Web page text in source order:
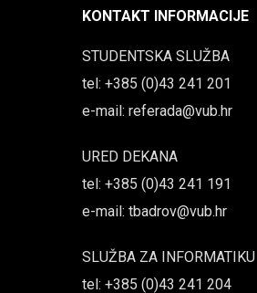
KONTAKT INFORMACIJE
STUDENTSKA SLUŽBA
tel: +385 (0)43 241 201
e-mail: referada@vub.hr
URED DEKANA
tel: +385 (0)43 241 191
e-mail: tbadrov@vub.hr
SLUŽBA ZA INFORMATIKU
tel: +385 (0)43 241 204